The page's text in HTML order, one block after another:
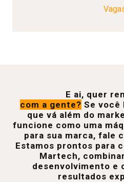
E ai, quer
com a gente? Se você
que vá além do
funcione como uma
para sua marca, fale
Estamos prontos para
Martech,
desenvolvimento e
resultados